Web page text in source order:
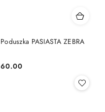
Poduszka PASIASTA ZEBRA
Cena:
60.00